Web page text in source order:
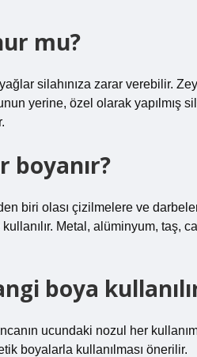
mu?
silahınıza zarar verebilir.
yerine, özel olarak yapılmış
boyanır?
biri olası çizilmelere ve
Metal, alüminyum, taş,
boya
ucundaki nozul her
boyalarla kullanılması önerilir.